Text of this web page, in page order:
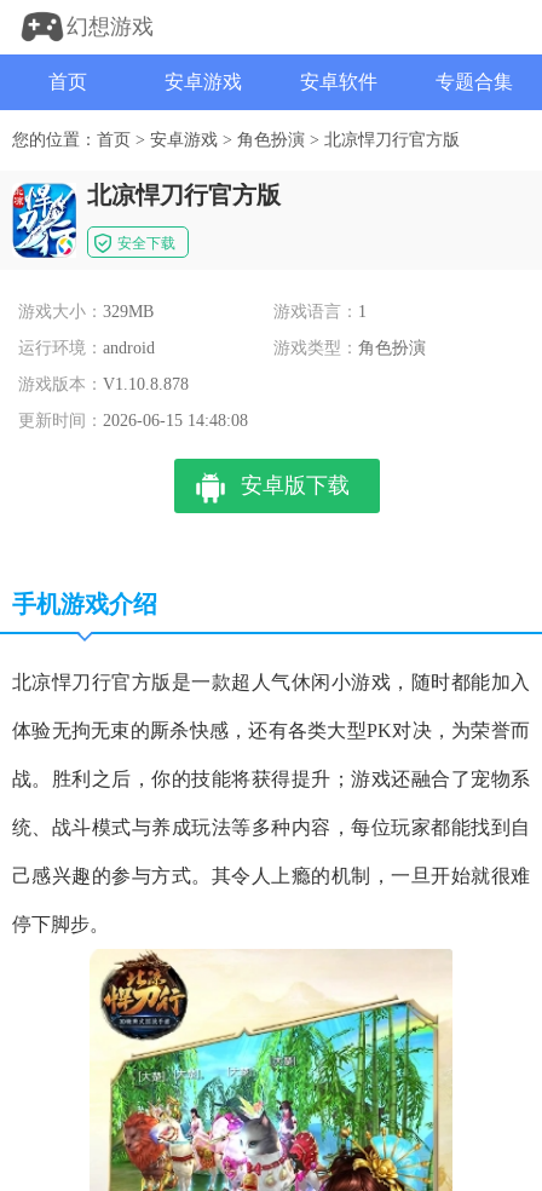
幻想游戏
首页 安卓游戏 安卓软件 专题合集
您的位置： 首页 > 安卓游戏 > 角色扮演 > 北凉悍刀行官方版
北凉悍刀行官方版
安全下载
游戏大小： 329MB 游戏语言： 1
运行环境： android 游戏类型：角色扮演
游戏版本： V1.10.8.878
更新时间： 2026-06-15 14:48:08
安卓版下载
手机游戏介绍
北凉悍刀行官方版是一款超人气休闲小游戏，随时都能加入
体验无拘无束的厮杀快感，还有各类大型PK对决，为荣誉而
战。胜利之后，你的技能将获得提升；游戏还融合了宠物系
统、战斗模式与养成玩法等多种内容，每位玩家都能找到自
己感兴趣的参与方式。其令人上瘾的机制，一旦开始就很难
停下脚步。